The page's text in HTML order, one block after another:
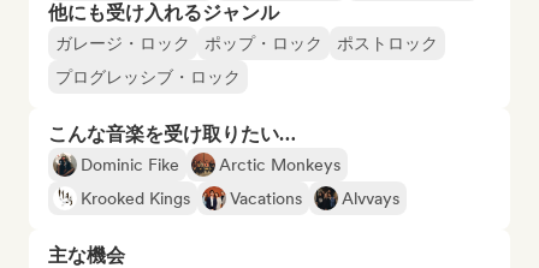
他にも受け入れるジャンル
ガレージ・ロック ポップ・ロック
ポストロック
プログレッシブ・ロック
こんな音楽を受け取りたい…
Dominic Fike
Arctic Monkeys
Krooked Kings
Vacations Alvvays
主な機会